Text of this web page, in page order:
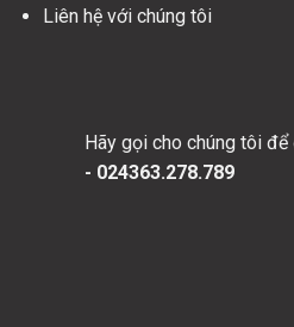
Liên hệ với chúng tôi
Hãy gọi cho chúng tôi
- 024363.278.789